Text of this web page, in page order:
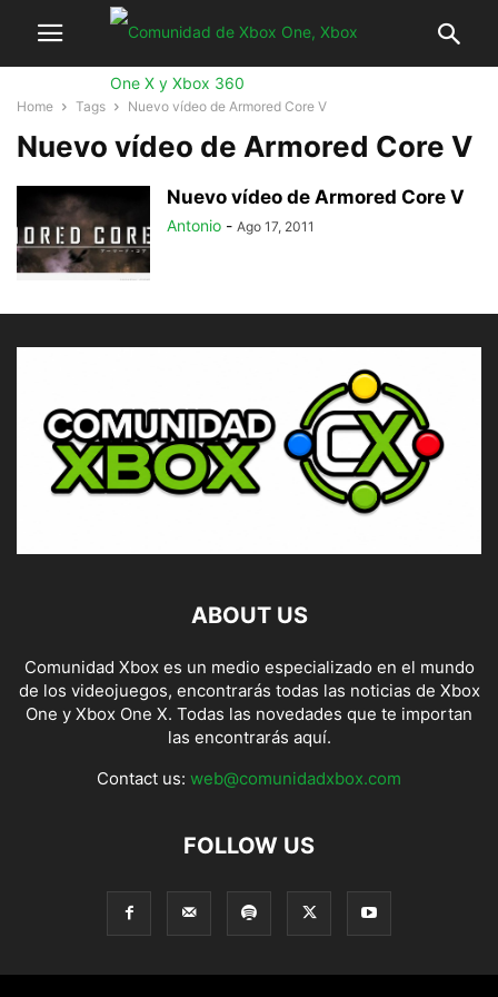
Home Tags Nuevo vídeo de Armored Core V
Nuevo vídeo de Armored Core V
Nuevo vídeo de Armored Core V
Antonio - Ago 17, 2011
ABOUT US
Comunidad Xbox es un medio especializado en el mundo
de los videojuegos, encontrarás todas las noticias de Xbox
One y Xbox One X. Todas las novedades que te importan
las encontrarás aquí.
Contact us: web@comunidadxbox.com
FOLLOW US